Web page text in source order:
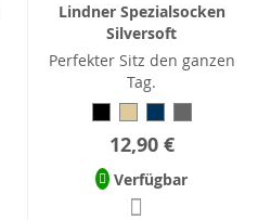
Lindner Spezialsocken
Silversoft
Perfekter Sitz den ganzen
Tag.
12,90 €
Verfügbar